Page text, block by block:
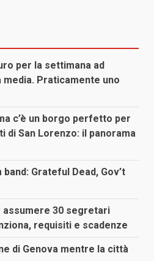
per la settimana ad
Praticamente uno
c’è un borgo perfetto per
di San Lorenzo: il panorama
Grateful Dead, Gov’t
assumere 30 segretari
requisiti e scadenze
di Genova mentre la città